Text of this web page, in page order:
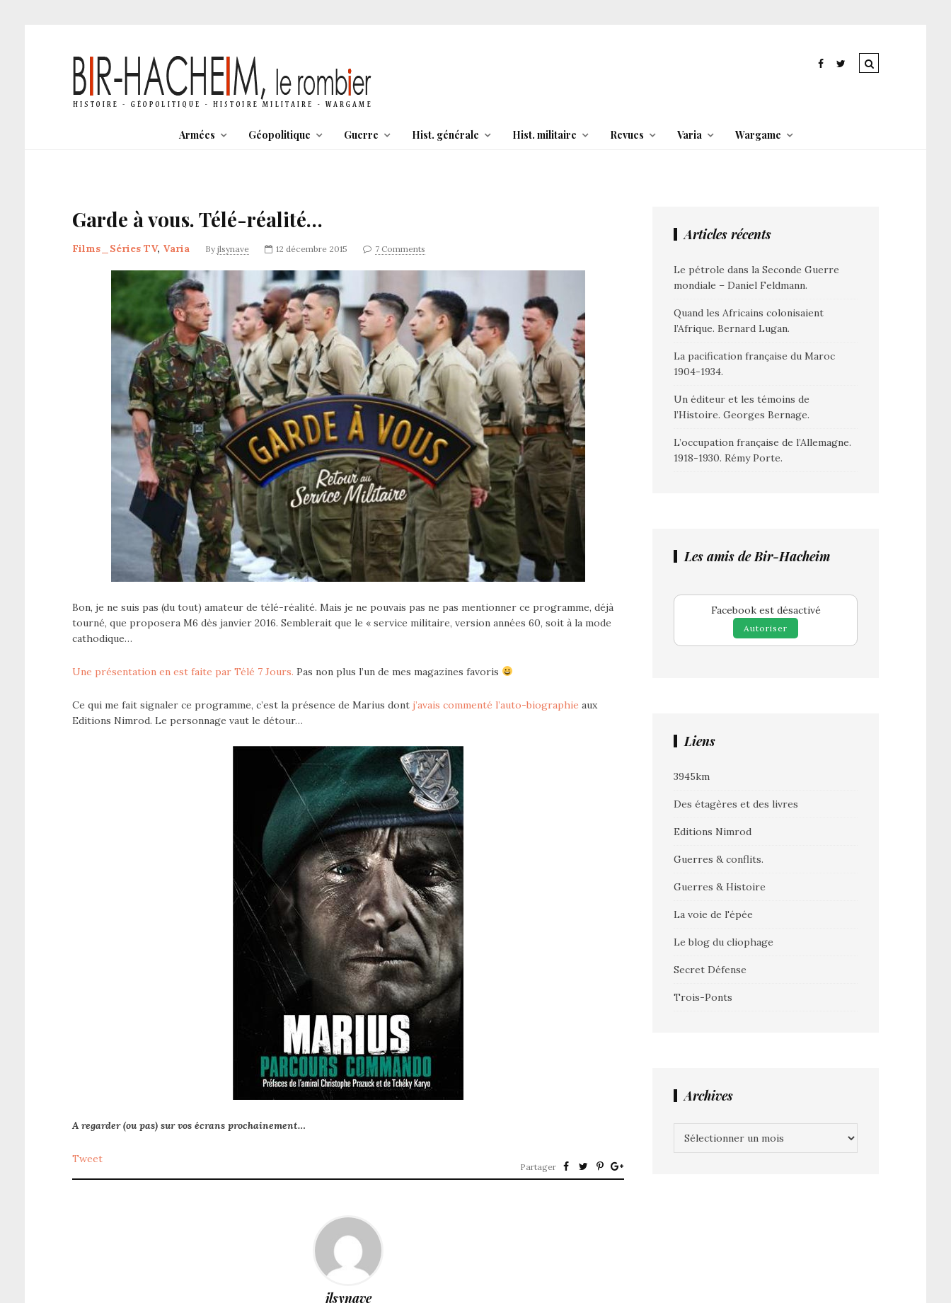
Armées Géopolitique Guerre Hist. générale Hist. militaire Revues Varia Wargame
Garde à vous. Télé-réalité…
Films_Séries TV, Varia By jlsynave 12 décembre 2015 7 Comments
Bon, je ne suis pas (du tout) amateur de télé-réalité. Mais je ne pouvais pas ne pas mentionner ce programme, déjà
tourné, que proposera M6 dès janvier 2016. Semblerait que le « service militaire, version années 60, soit à la mode
cathodique…
Une présentation en est faite par Télé 7 Jours. Pas non plus l’un de mes magazines favoris
Ce qui me fait signaler ce programme, c’est la présence de Marius dont j’avais commenté l’auto-biographie aux
Editions Nimrod. Le personnage vaut le détour…
A regarder (ou pas) sur vos écrans prochainement…
Tweet
Partager
jlsynave
Articles récents
Le pétrole dans la Seconde Guerre
mondiale – Daniel Feldmann.
Quand les Africains colonisaient
l’Afrique. Bernard Lugan.
La pacification française du Maroc
1904-1934.
Un éditeur et les témoins de
l’Histoire. Georges Bernage.
L’occupation française de l’Allemagne.
1918-1930. Rémy Porte.
Les amis de Bir-Hacheim
Facebook est désactivé
Autoriser
Liens
3945km
Des étagères et des livres
Editions Nimrod
Guerres & conflits.
Guerres & Histoire
La voie de l'épée
Le blog du cliophage
Secret Défense
Trois-Ponts
Archives